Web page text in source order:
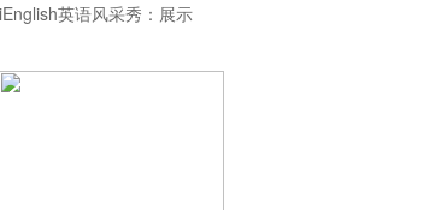
iEnglish英语风采秀：展示